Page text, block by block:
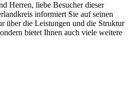
Herren, liebe Besucher dieser
informiert Sie auf seinen
über die Leistungen und die Struktur
bietet Ihnen auch viele weitere